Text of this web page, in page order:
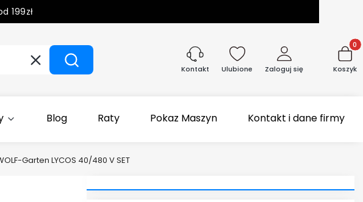
199zł
WyczyśćSzukaj Kontakt Ulubione Zaloguj się Koszyk
Blog Raty Pokaz Maszyn Kontakt i dane firmy
Garten LYCOS 40/480 V SET